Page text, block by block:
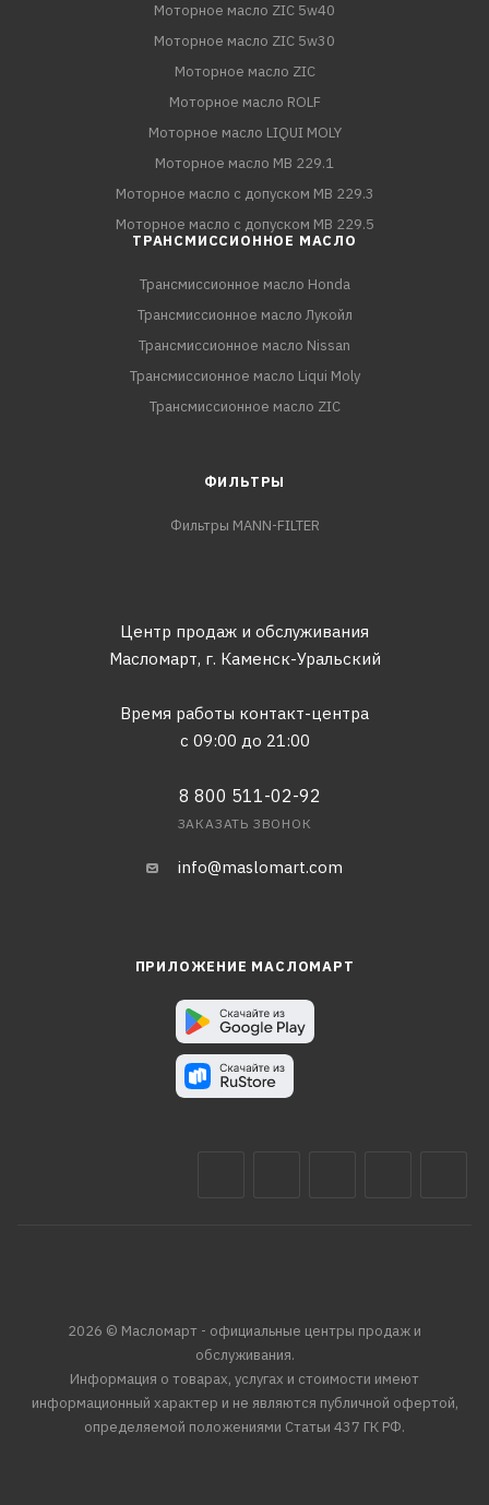
Моторное масло ZIC 5w40
Моторное масло ZIC 5w30
Моторное масло ZIC
Моторное масло ROLF
Моторное масло LIQUI MOLY
Моторное масло MB 229.1
Моторное масло с допуском MB 229.3
Моторное масло с допуском MB 229.5
ТРАНСМИССИОННОЕ МАСЛО
Трансмиссионное масло Honda
Трансмиссионное масло Лукойл
Трансмиссионное масло Nissan
Трансмиссионное масло Liqui Moly
Трансмиссионное масло ZIC
ФИЛЬТРЫ
Фильтры MANN-FILTER
Центр продаж и обслуживания
Масломарт, г. Каменск-Уральский
Время работы контакт-центра
с 09:00 до 21:00
8 800 511-02-92
ЗАКАЗАТЬ ЗВОНОК
info@maslomart.com
ПРИЛОЖЕНИЕ МАСЛОМАРТ
2026 © Масломарт - официальные центры продаж и
обслуживания.
Информация о товарах, услугах и стоимости имеют
информационный характер и не являются публичной офертой,
определяемой положениями Статьи 437 ГК РФ.